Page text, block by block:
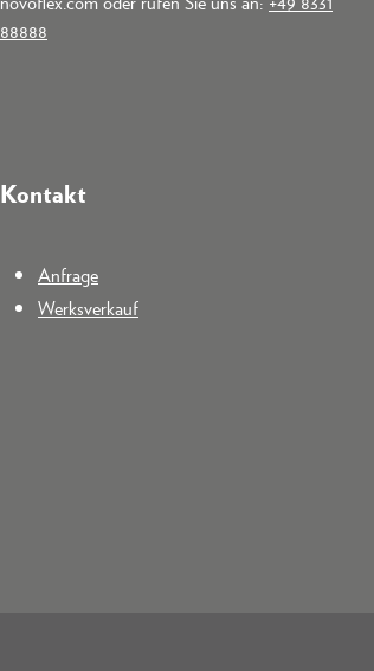
88888
Kontakt
Anfrage
Werksverkauf